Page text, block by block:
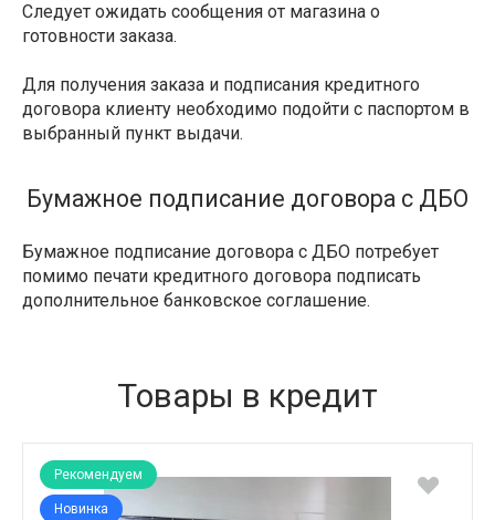
Следует ожидать сообщения от магазина о
готовности заказа.
Для получения заказа и подписания кредитного
договора клиенту необходимо подойти с паспортом в
выбранный пункт выдачи.
Бумажное подписание договора с ДБО
Бумажное подписание договора с ДБО потребует
помимо печати кредитного договора подписать
дополнительное банковское соглашение.
Товары в кредит
Рекомендуем
Новинка